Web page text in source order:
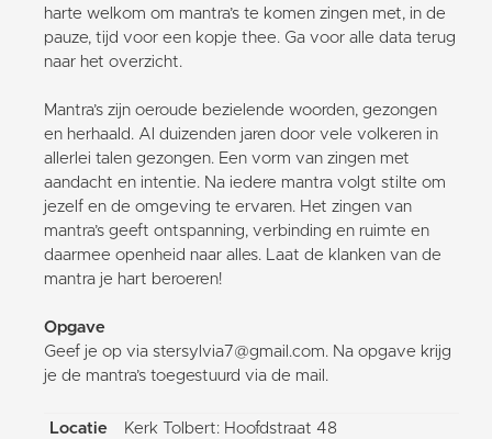
harte welkom om mantra’s te komen zingen met, in de
pauze, tijd voor een kopje thee. Ga voor alle data terug
naar het overzicht.
Mantra’s zijn oeroude bezielende woorden, gezongen
en herhaald. Al duizenden jaren door vele volkeren in
allerlei talen gezongen. Een vorm van zingen met
aandacht en intentie. Na iedere mantra volgt stilte om
jezelf en de omgeving te ervaren. Het zingen van
mantra’s geeft ontspanning, verbinding en ruimte en
daarmee openheid naar alles. Laat de klanken van de
mantra je hart beroeren!
Opgave
Geef je op via stersylvia7@gmail.com. Na opgave krijg
je de mantra’s toegestuurd via de mail.
Locatie
Kerk Tolbert: Hoofdstraat 48